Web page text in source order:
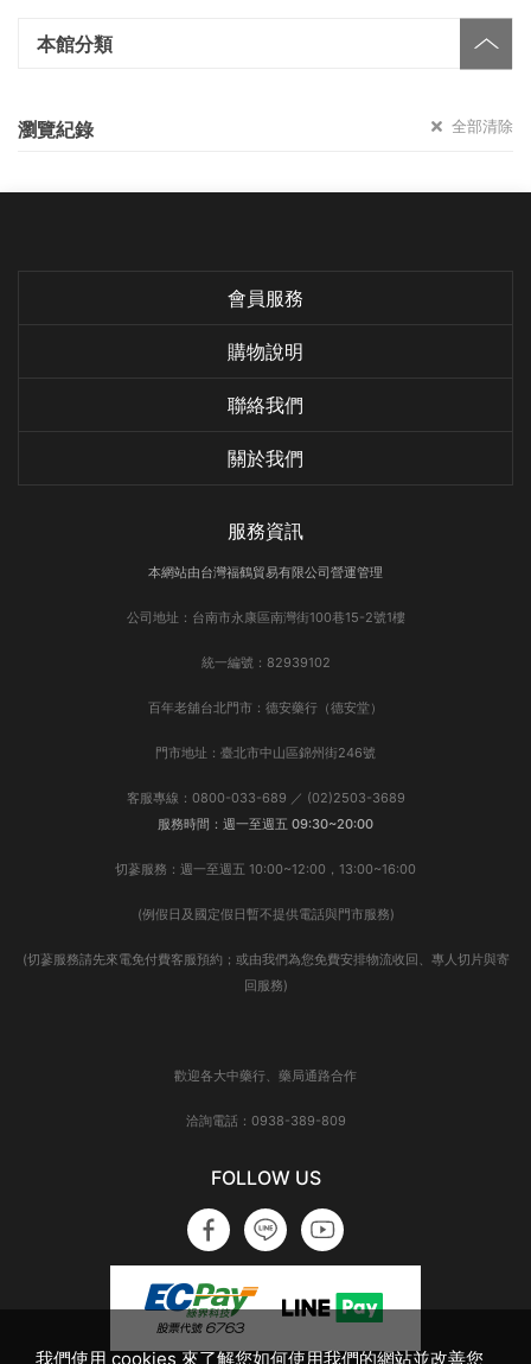
本館分類
瀏覽紀錄 全部清除
會員服務
購物說明
聯絡我們
關於我們
服務資訊
本網站由台灣福鶴貿易有限公司營運管理
公司地址：台南市永康區南灣街100巷15-2號1樓
統一編號：82939102
百年老舖台北門市：德安藥行（德安堂）
門市地址：臺北市中山區錦州街246號
客服專線：0800-033-689 ／ (02)2503-3689
服務時間：週一至週五 09:30~20:00
切蔘服務：週一至週五 10:00~12:00，13:00~16:00
(例假日及國定假日暫不提供電話與門市服務)
(切蔘服務請先來電免付費客服預約；或由我們為您免費安排物流收回、專人切片與寄
回服務)
歡迎各大中藥行、藥局通路合作
洽詢電話：0938-389-809
FOLLOW US
我們使用 cookies 來了解您如何使用我們的網站並改善您